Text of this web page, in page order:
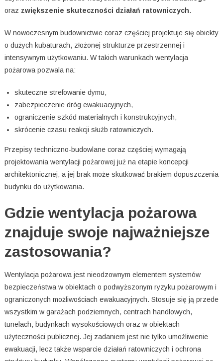
oraz zwiększenie skuteczności działań ratowniczych.
W nowoczesnym budownictwie coraz częściej projektuje się obiekty
o dużych kubaturach, złożonej strukturze przestrzennej i
intensywnym użytkowaniu. W takich warunkach wentylacja
pożarowa pozwala na:
skuteczne strefowanie dymu,
zabezpieczenie dróg ewakuacyjnych,
ograniczenie szkód materialnych i konstrukcyjnych,
skrócenie czasu reakcji służb ratowniczych.
Przepisy techniczno-budowlane coraz częściej wymagają
projektowania wentylacji pożarowej już na etapie koncepcji
architektonicznej, a jej brak może skutkować brakiem dopuszczenia
budynku do użytkowania.
Gdzie wentylacja pożarowa
znajduje swoje najważniejsze
zastosowania?
Wentylacja pożarowa jest nieodzownym elementem systemów
bezpieczeństwa w obiektach o podwyższonym ryzyku pożarowym i
ograniczonych możliwościach ewakuacyjnych. Stosuje się ją przede
wszystkim w garażach podziemnych, centrach handlowych,
tunelach, budynkach wysokościowych oraz w obiektach
użyteczności publicznej. Jej zadaniem jest nie tylko umożliwienie
ewakuacji, lecz także wsparcie działań ratowniczych i ochrona